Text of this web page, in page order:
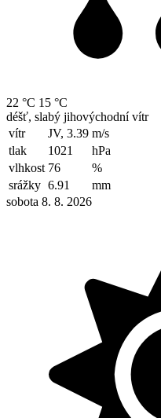
22 °C 15 °C
déšť, slabý jihovýchodní vítr
vítr
JV, 3.39 m/s
tlak
1021
hPa
vlhkost 76
%
srážky 6.91
mm
sobota 8. 8. 2026